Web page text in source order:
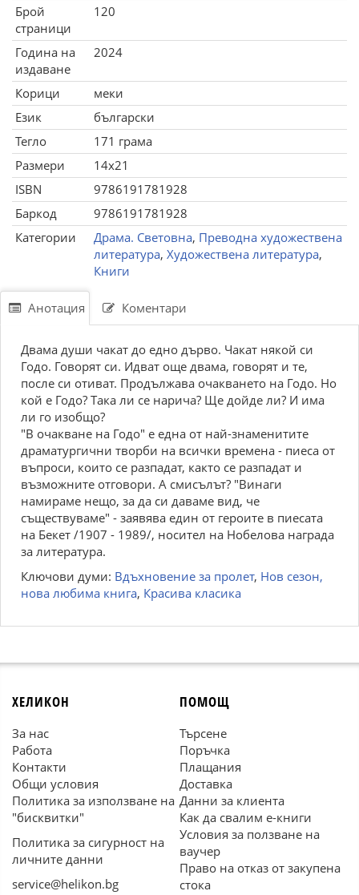
Брой
страници
120
Година на
издаване
2024
Корици
меки
Език
български
Тегло
171 грама
Размери
14x21
ISBN
9786191781928
Баркод
9786191781928
Категории
Драма. Световна, Преводна художествена
литература, Художествена литература,
Книги
Анотация Коментари
Двама души чакат до едно дърво. Чакат някой си
Годо. Говорят си. Идват още двама, говорят и те,
после си отиват. Продължава очакването на Годо. Но
кой е Годо? Така ли се нарича? Ще дойде ли? И има
ли го изобщо?
"В очакване на Годо" е една от най-знаменитите
драматургични творби на всички времена - пиеса от
въпроси, които се разпадат, както се разпадат и
възможните отговори. А смисълът? "Винаги
намираме нещо, за да си даваме вид, че
съществуваме" - заявява един от героите в пиесата
на Бекет /1907 - 1989/, носител на Нобелова награда
за литература.
Ключови думи: Вдъхновение за пролет, Нов сезон,
нова любима книга, Красива класика
ХЕЛИКОН
За нас
Работа
Контакти
Общи условия
Политика за използване на
"бисквитки"
Политика за сигурност на
личните данни
service@helikon.bg
ПОМОЩ
Търсене
Поръчка
Плащания
Доставка
Данни за клиента
Как да свалим е-книги
Условия за ползване на
ваучер
Право на отказ от закупена
стока